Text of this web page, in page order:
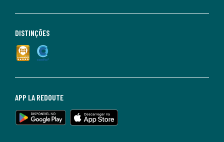
APP LA REDOUTE
DISTINÇÕES